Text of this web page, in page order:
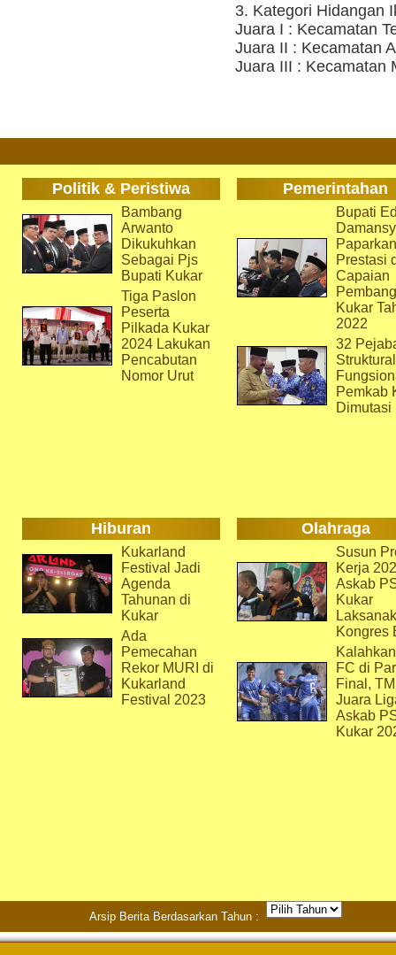
3. Kategori Hidangan
Juara I : Kecamatan
Juara II : Kecamatan
Juara III : Kecamatan
Politik & Peristiwa Pemerintahan
Bambang
Arwanto
Dikukuhkan
Sebagai Pjs
Bupati Kukar
Tiga Paslon
Peserta
Pilkada Kukar
2024 Lakukan
Pencabutan
Nomor Urut
Bupati
Paparkan
Prestasi
Capaian
Kukar
2022
32
Pemkab
Dimutasi
Hiburan Olahraga
Kukarland
Festival Jadi
Agenda
Tahunan di
Kukar
Ada
Pemecahan
Rekor MURI di
Kukarland
Festival 2023
Susun
Kerja
Askab
Kukar
Kongres
FC di
Final,
Juara
Askab
Kukar
Arsip Berita Berdasarkan Tahun :